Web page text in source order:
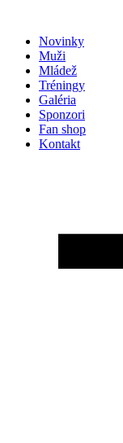
obsah
Novinky
Muži
Mládež
Tréningy
Galéria
Sponzori
Fan shop
Kontakt